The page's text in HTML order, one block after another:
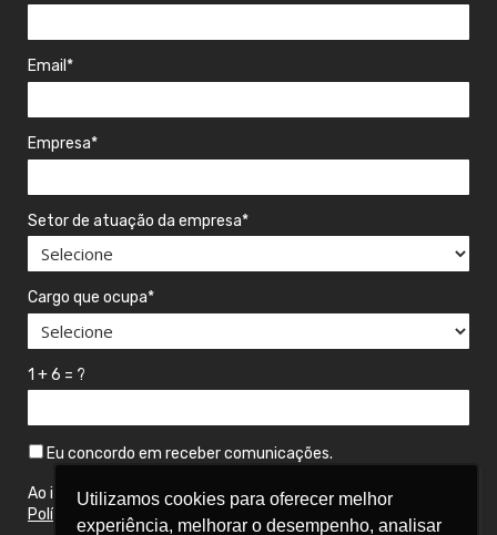
Utilizamos cookies para oferecer melhor
experiência, melhorar o desempenho, analisar
Utilizamos cookies para oferecer melhor
experiência, melhorar o desempenho, analisar
Email*
Empresa*
Setor de atuação da empresa*
Cargo que ocupa*
1 + 6 = ?
Eu concordo em receber comunicações.
Ao informar meus dados, estou ciente das diretrizes da
Política de Privacidade
da Aquarela Analytics.